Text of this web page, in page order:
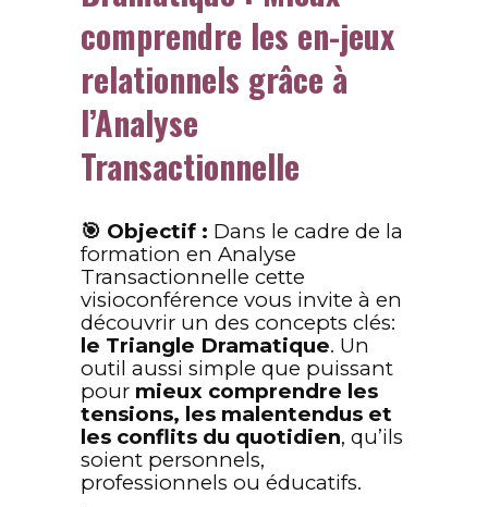
comprendre les en-jeux
relationnels grâce à
l’Analyse
Transactionnelle
🎯 Objectif : Dans le cadre de la
formation en Analyse
Transactionnelle cette
visioconférence vous invite à en
découvrir un des concepts clés:
le Triangle Dramatique. Un
outil aussi simple que puissant
pour mieux comprendre les
tensions, les malentendus et
les conflits du quotidien, qu’ils
soient personnels,
professionnels ou éducatifs.